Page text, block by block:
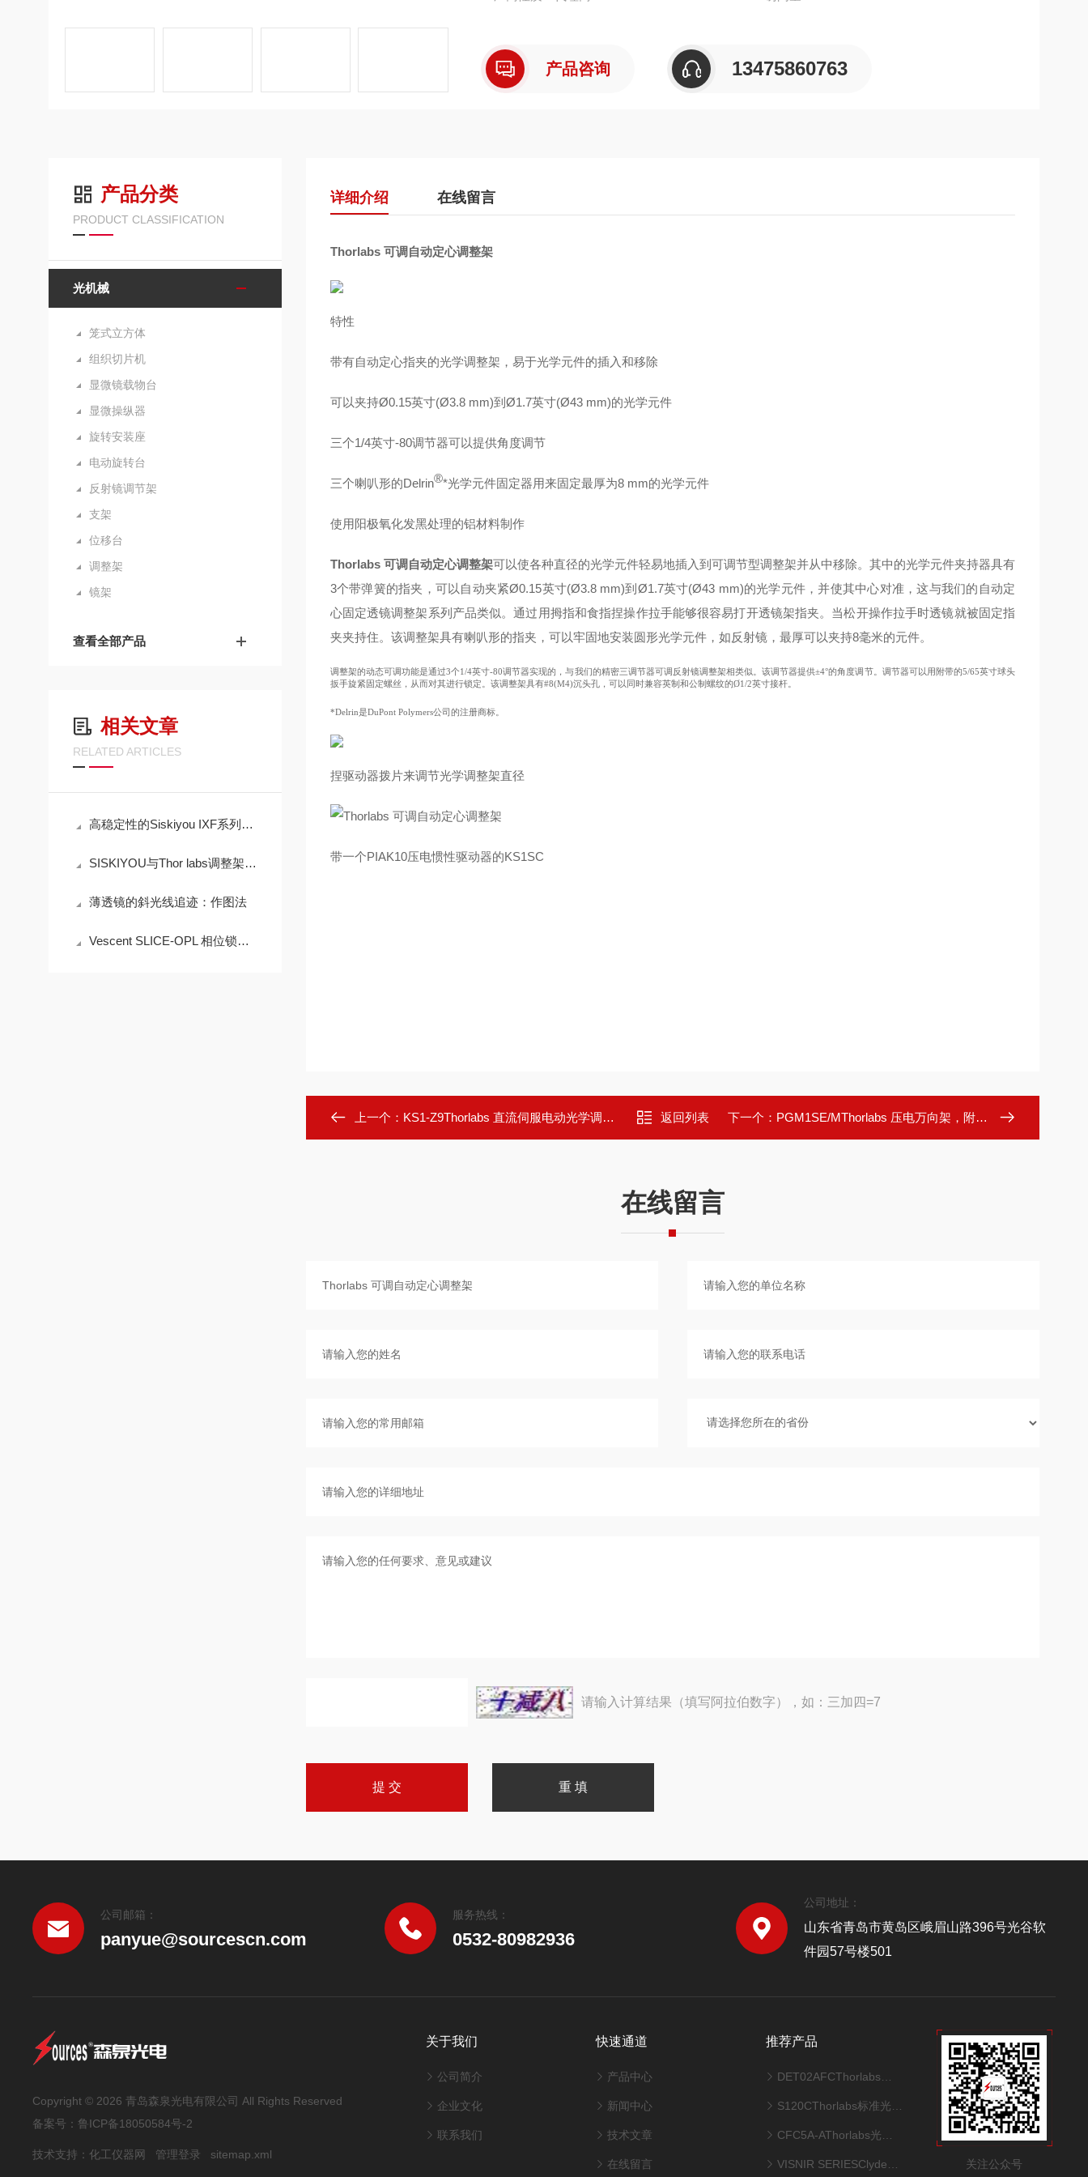
产品咨询 13475860763
产品分类
PRODUCT CLASSIFICATION
光机械
笼式立方体
组织切片机
显微镜载物台
显微操纵器
旋转安装座
电动旋转台
反射镜调节架
支架
位移台
调整架
镜架
查看全部产品
相关文章
RELATED ARTICLES
高稳定性的Siskiyou IXF系列挠性调整架安装到光参量振荡器保证稳定运行
SISKIYOU与Thor labs调整架产品参数对比
薄透镜的斜光线追迹：作图法
Vescent SLICE-OPL 相位锁定下的1GHz 高重复频率坚固光梳
详细介绍 在线留言
Thorlabs 可调自动定心调整架
特性
带有自动定心指夹的光学调整架，易于光学元件的插入和移除
可以夹持Ø0.15英寸(Ø3.8 mm)到Ø1.7英寸(Ø43 mm)的光学元件
三个1/4英寸-80调节器可以提供角度调节
三个喇叭形的Delrin®*光学元件固定器用来固定最厚为8 mm的光学元件
使用阳极氧化发黑处理的铝材料制作
Thorlabs 可调自动定心调整架可以使各种直径的光学元件轻易地插入到可调节型调整架并从中移除。其中的光学元件夹持器具有
3个带弹簧的指夹，可以自动夹紧Ø0.15英寸(Ø3.8 mm)到Ø1.7英寸(Ø43 mm)的光学元件，并使其中心对准，这与我们的自动定
心固定透镜调整架系列产品类似。通过用拇指和食指捏操作拉手能够很容易打开透镜架指夹。当松开操作拉手时透镜就被固定指
夹夹持住。该调整架具有喇叭形的指夹，可以牢固地安装圆形光学元件，如反射镜，最厚可以夹持8毫米的元件。
调整架的动态可调功能是通过3个1/4英寸-80调节器实现的，与我们的精密三调节器可调反射镜调整架相类似。该调节器提供±4°的角度调节。调节器可以用附带的5/65英寸球头
扳手旋紧固定螺丝，从而对其进行锁定。该调整架具有#8(M4)沉头孔，可以同时兼容英制和公制螺纹的Ø1/2英寸接杆。
*Delrin是DuPont Polymers公司的注册商标。
捏驱动器拨片来调节光学调整架直径
带一个PIAK10压电惯性驱动器的KS1SC
上一个： KS1-Z9Thorlabs 直流伺服电动光学调整架 返回列表 下一个： PGM1SE/MThorlabs 压电万向架，附带控制器
在线留言
请输入计算结果（填写阿拉伯数字），如：三加四=7
公司邮箱：
panyue@sourcescn.com
服务热线：
0532-80982936
公司地址：
山东省青岛市黄岛区峨眉山路396号光谷软
件园57号楼501
Copyright © 2026 青岛森泉光电有限公司 All Rights Reserved
备案号： 鲁ICP备18050584号-2
技术支持：化工仪器网 管理登录 sitemap.xml
关于我们
公司简介
企业文化
联系我们
快速通道
产品中心
新闻中心
技术文章
在线留言
推荐产品
DET02AFCThorlabs硅探测器
S120CThorlabs标准光电二极管功率探头
CFC5A-AThorlabs光纤准直器
VISNIR SERIESClydeHSI 高光谱成像相机 关注公众号